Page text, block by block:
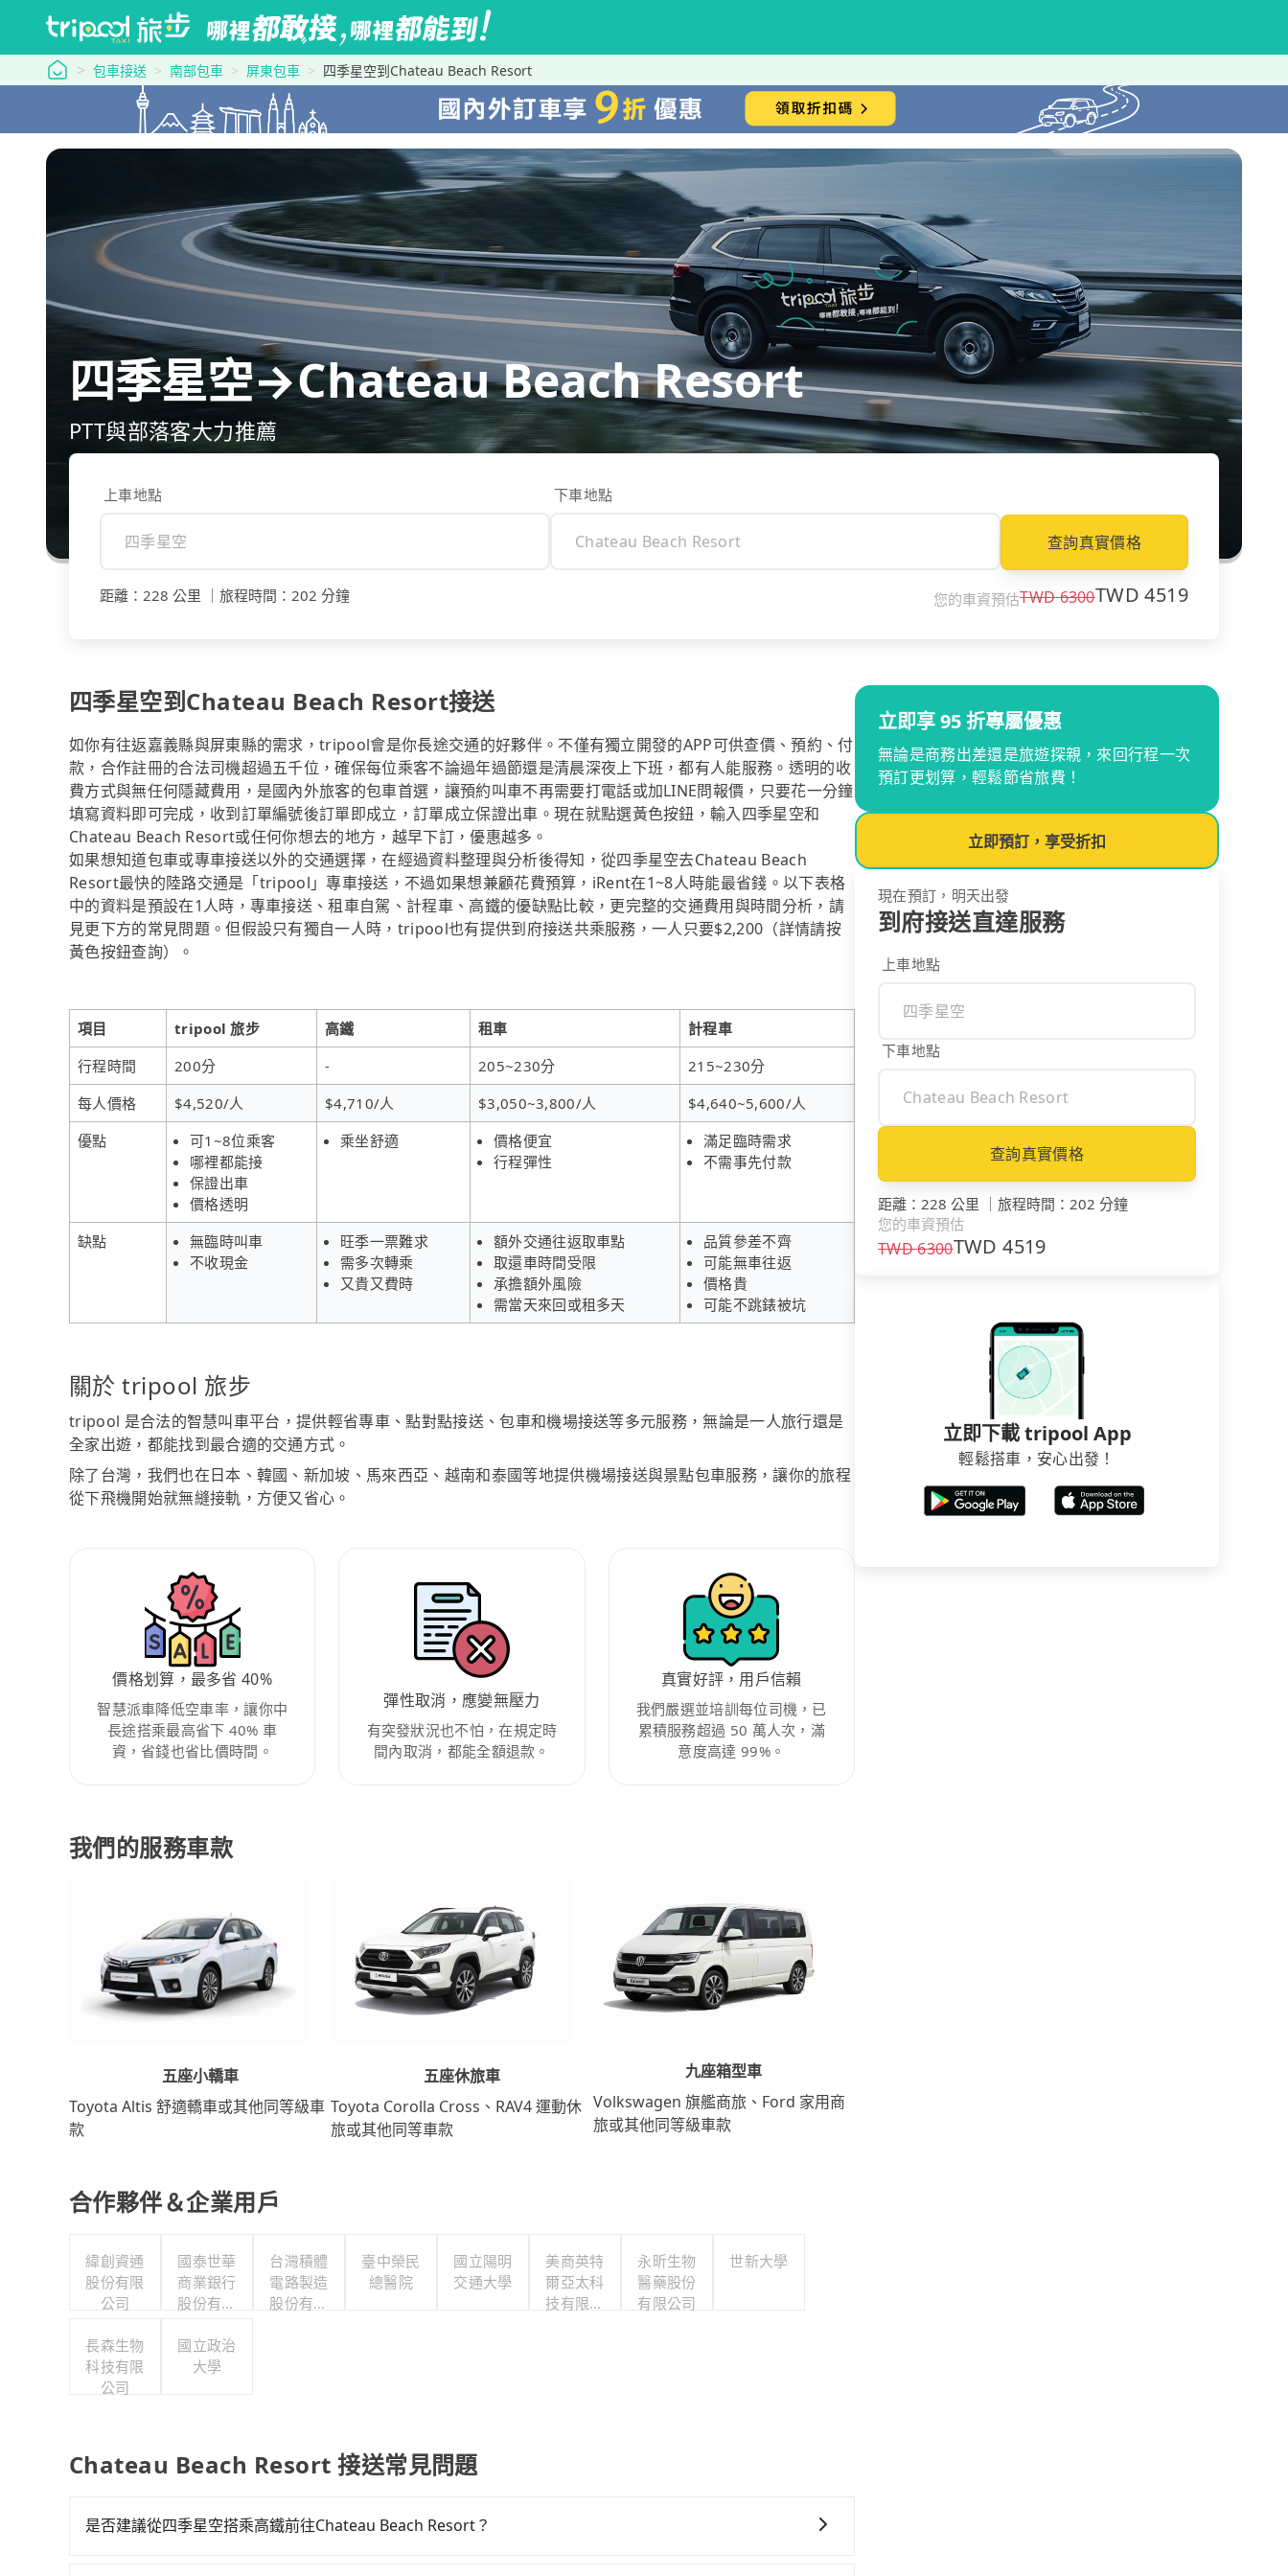
tripool 旅步
包車接送 南部包車 屏東包車 四季星空到Chateau Beach Resort
四季星空→Chateau Beach Resort
PTT與部落客大力推薦
上車地點 下車地點
查詢真實價格
距離 ： 228 公里 旅程時間 ： 202 分鐘 您的車資預估TWD6300TWD4519
四季星空到Chateau Beach Resort接送
如你有往返嘉義縣與屏東縣的需求，tripool會是你長途交通的好夥伴。不僅有獨立開發的APP可供查價、預約、付
款，合作註冊的合法司機超過五千位，確保每位乘客不論過年過節還是清晨深夜上下班，都有人能服務。透明的收
費方式與無任何隱藏費用，是國內外旅客的包車首選，讓預約叫車不再需要打電話或加LINE問報價，只要花一分鐘
填寫資料即可完成，收到訂單編號後訂單即成立，訂單成立保證出車。現在就點選黃色按鈕，輸入四季星空和
Chateau Beach Resort或任何你想去的地方，越早下訂，優惠越多。
如果想知道包車或專車接送以外的交通選擇，在經過資料整理與分析後得知，從四季星空去Chateau Beach
Resort最快的陸路交通是「tripool」專車接送，不過如果想兼顧花費預算，iRent在1~8人時能最省錢。以下表格
中的資料是預設在1人時，專車接送、租車自駕、計程車、高鐵的優缺點比較，更完整的交通費用與時間分析，請
見更下方的常見問題。但假設只有獨自一人時，tripool也有提供到府接送共乘服務，一人只要$2,200（詳情請按
黃色按鈕查詢）。
項目 tripool 旅步 高鐵 租車
計程車
行程時間
200分 - 205~230分
215~230分
每人價格
$4,520/人 $4,710/人 $3,050~3,800/人
$4,640~5,600/人
優點
可1~8位乘客
哪裡都能接
保證出車
價格透明
乘坐舒適
價格便宜
行程彈性
滿足臨時需求
不需事先付款
缺點
無臨時叫車
不收現金
旺季一票難求
需多次轉乘
又貴又費時
額外交通往返取車點
取還車時間受限
承擔額外風險
需當天來回或租多天
品質參差不齊
可能無車往返
價格貴
可能不跳錶被坑
關於 tripool 旅步
tripool 是合法的智慧叫車平台，提供輕省專車、點對點接送、包車和機場接送等多元服務，無論是一人旅行還是
全家出遊，都能找到最合適的交通方式。
除了台灣，我們也在日本、韓國、新加坡、馬來西亞、越南和泰國等地提供機場接送與景點包車服務，讓你的旅程
從下飛機開始就無縫接軌，方便又省心。
價格划算，最多省 40%
智慧派車降低空車率，讓你中
長途搭乘最高省下 40% 車
資，省錢也省比價時間。
彈性取消，應變無壓力
有突發狀況也不怕，在規定時
間內取消，都能全額退款。
真實好評，用戶信賴
我們嚴選並培訓每位司機，已
累積服務超過 50 萬人次，滿
意度高達 99%。
我們的服務車款
五座小轎車
Toyota Altis 舒適轎車或其他同等級車
款
五座休旅車
Toyota Corolla Cross、RAV4 運動休
旅或其他同等車款
九座箱型車
Volkswagen 旗艦商旅、Ford 家用商
旅或其他同等級車款
合作夥伴＆企業用戶
緯創資通
股份有限
公司
國泰世華
商業銀行
股份有限
台灣積體
電路製造
股份有限
臺中榮民
總醫院
國立陽明
交通大學
美商英特
爾亞太科
技有限公
永昕生物
醫藥股份
有限公司
世新大學
長森生物
科技有限
公司
國立政治
大學
Chateau Beach Resort 接送常見問題
是否建議從四季星空搭乘高鐵前往Chateau Beach Resort？
立即享 95 折專屬優惠
無論是商務出差還是旅遊探親，來回行程一次
預訂更划算，輕鬆節省旅費！
立即預訂，享受折扣
現在預訂，明天出發
到府接送直達服務
上車地點
下車地點
查詢真實價格
距離 ： 228 公里 ｜ 旅程時間 ： 202 分鐘
您的車資預估
TWD6300TWD4519
立即下載 tripool App
輕鬆搭車，安心出發！